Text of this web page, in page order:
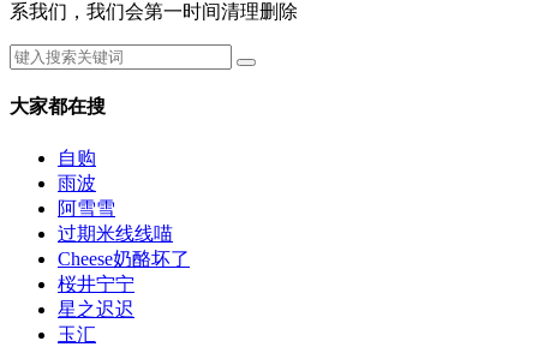
系我们，我们会第一时间清理删除
大家都在搜
自购
雨波
阿雪雪
过期米线线喵
Cheese奶酪坏了
桜井宁宁
星之迟迟
玉汇